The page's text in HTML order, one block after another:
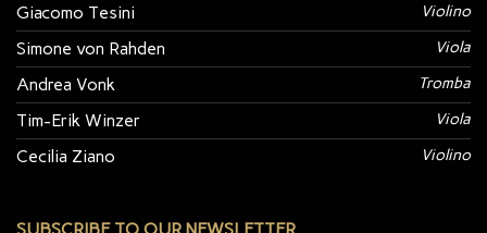
Giacomo Tesini Violino
Simone von Rahden Viola
Andrea Vonk Tromba
Tim-Erik Winzer Viola
Cecilia Ziano Violino